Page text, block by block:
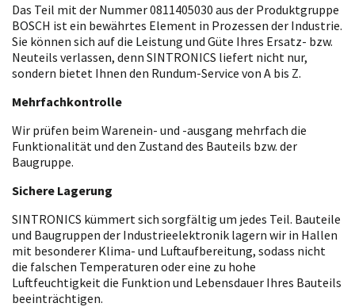
Das Teil mit der Nummer 0811405030 aus der Produktgruppe
BOSCH ist ein bewährtes Element in Prozessen der Industrie.
Sie können sich auf die Leistung und Güte Ihres Ersatz- bzw.
Neuteils verlassen, denn SINTRONICS liefert nicht nur,
sondern bietet Ihnen den Rundum-Service von A bis Z.
Mehrfachkontrolle
Wir prüfen beim Warenein- und -ausgang mehrfach die
Funktionalität und den Zustand des Bauteils bzw. der
Baugruppe.
Sichere Lagerung
SINTRONICS kümmert sich sorgfältig um jedes Teil. Bauteile
und Baugruppen der Industrieelektronik lagern wir in Hallen
mit besonderer Klima- und Luftaufbereitung, sodass nicht
die falschen Temperaturen oder eine zu hohe
Luftfeuchtigkeit die Funktion und Lebensdauer Ihres Bauteils
beeinträchtigen.